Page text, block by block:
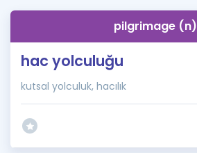
İngilizce Gramer
pilgrimage (n)
hac yolculuğu
kutsal yolculuk, hacılık